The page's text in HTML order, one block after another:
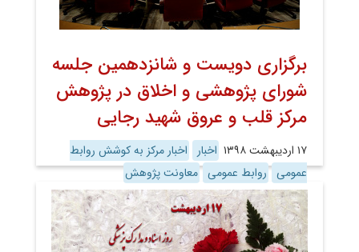
برگزاری دویست و شانزدهمین جلسه
شورای پژوهشی و اخلاق در پژوهش
مرکز قلب و عروق شهید رجایی
۱۷ اردیبهشت ۱۳۹۸ اخبار
اخبار مرکز به کوشش روابط
عمومی روابط عمومی معاونت پژوهش